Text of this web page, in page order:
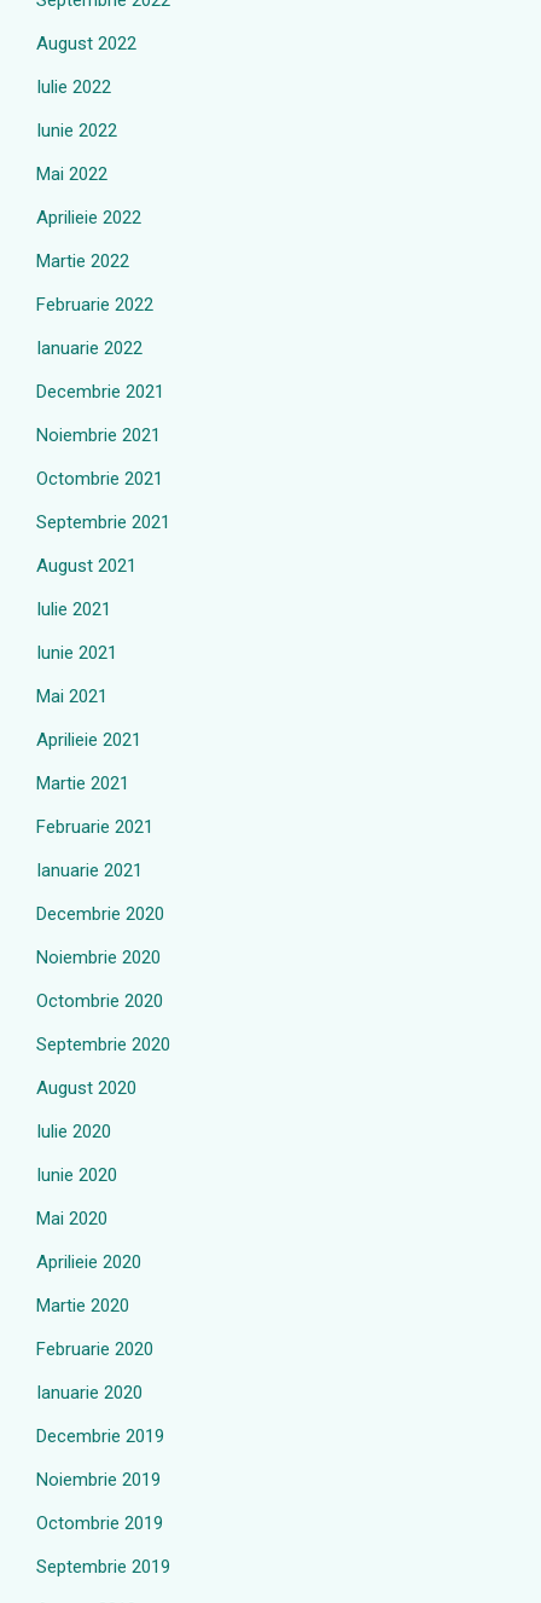
August 2022
Iulie 2022
Iunie 2022
Mai 2022
Aprilieie 2022
Martie 2022
Februarie 2022
Ianuarie 2022
Decembrie 2021
Noiembrie 2021
Octombrie 2021
Septembrie 2021
August 2021
Iulie 2021
Iunie 2021
Mai 2021
Aprilieie 2021
Martie 2021
Februarie 2021
Ianuarie 2021
Decembrie 2020
Noiembrie 2020
Octombrie 2020
Septembrie 2020
August 2020
Iulie 2020
Iunie 2020
Mai 2020
Aprilieie 2020
Martie 2020
Februarie 2020
Ianuarie 2020
Decembrie 2019
Noiembrie 2019
Octombrie 2019
Septembrie 2019